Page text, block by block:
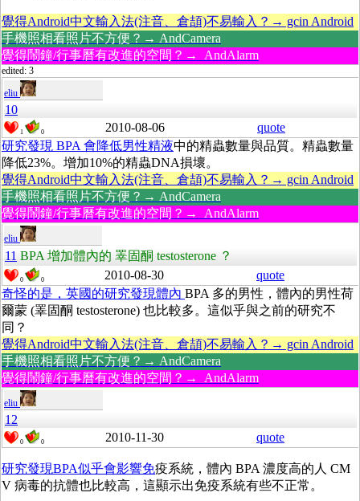
覺得Android中文輸入法(注音、倉頡)不易輸入？→ gcin Android
手機照相看照片不方便？→ AndCamera
覺得鬧鐘/行事曆有改進的空間？→ AndAlarm
edited: 3
eliu
10
1 0 2010-08-06
quote
研究發現 BPA 會降低男性精液中的精蟲數量與品質。精蟲數量
降低23%。增加10%的精蟲DNA損壞。
覺得Android中文輸入法(注音、倉頡)不易輸入？→ gcin Android
手機照相看照片不方便？→ AndCamera
覺得鬧鐘/行事曆有改進的空間？→ AndAlarm
eliu
11 BPA 增加體內的 睪固酮 testosterone ？
0 0 2010-08-30
quote
奇怪的是，英國的研究發現體內 BPA 多的男性，體內的男性荷
爾蒙 (睪固酮 testosterone) 也比較多。這似乎與之前的研究不
同？
覺得Android中文輸入法(注音、倉頡)不易輸入？→ gcin Android
手機照相看照片不方便？→ AndCamera
覺得鬧鐘/行事曆有改進的空間？→ AndAlarm
eliu
12
0 0 2010-11-30 quote
研究發現BPA似乎會影響免疫系統，體內 BPA 濃度高的人 CM
V 病毒的抗體也比較高，這顯示出免疫系統有些不正常。